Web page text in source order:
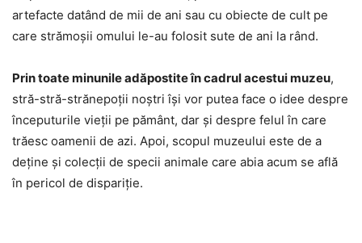
artefacte datând de mii de ani sau cu obiecte de cult pe
care strămoşii omului le-au folosit sute de ani la rând.
Prin toate minunile adăpostite în cadrul acestui muzeu,
stră-stră-strănepoţii noştri îşi vor putea face o idee despre
începuturile vieţii pe pământ, dar şi despre felul în care
trăesc oamenii de azi. Apoi, scopul muzeului este de a
deţine şi colecţii de specii animale care abia acum se află
în pericol de dispariţie.